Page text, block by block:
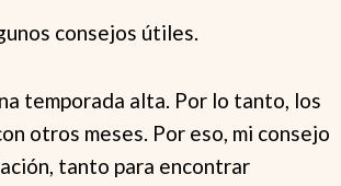
consejos útiles.
temporada alta. Por lo tanto, los
otros meses. Por eso, mi consejo
tanto para encontrar